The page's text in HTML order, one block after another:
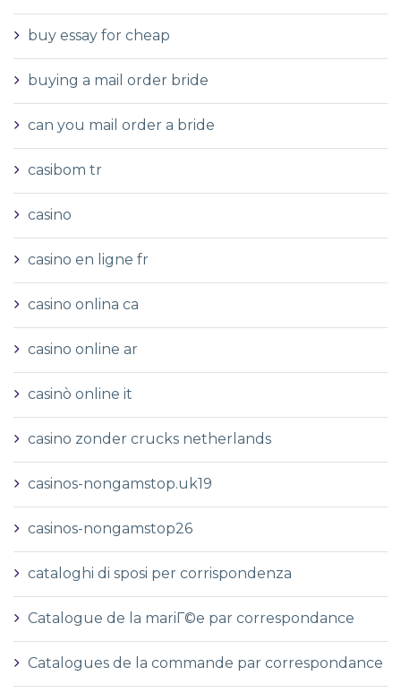
buy essay for cheap
buying a mail order bride
can you mail order a bride
casibom tr
casino
casino en ligne fr
casino onlina ca
casino online ar
casinò online it
casino zonder crucks netherlands
casinos-nongamstop.uk19
casinos-nongamstop26
cataloghi di sposi per corrispondenza
Catalogue de la mariГ©e par correspondance
Catalogues de la commande par correspondance